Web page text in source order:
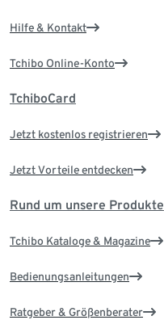
Hilfe & Kontakt
Tchibo Online-Konto
TchiboCard
Jetzt kostenlos registrieren
Jetzt Vorteile entdecken
Rund um unsere Produkte
Tchibo Kataloge & Magazine
Bedienungsanleitungen
Ratgeber & Größenberater